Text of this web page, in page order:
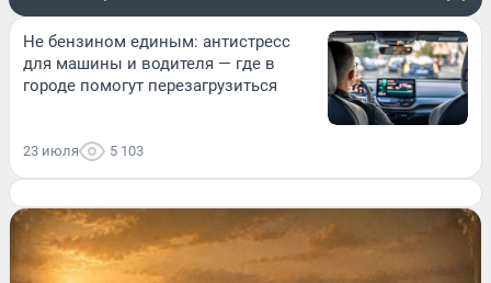
Не бензином единым: антистресс
для машины и водителя — где в
городе помогут перезагрузиться
23 июля 5 103